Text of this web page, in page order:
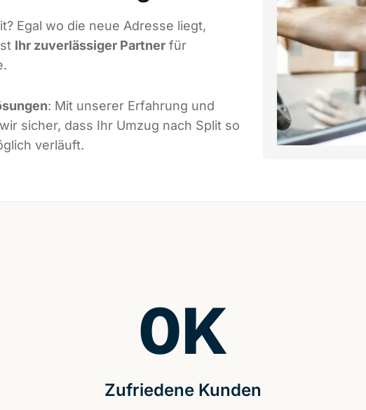
Egal wo die neue Adresse liegt,
Ihr zuverlässiger Partner für
: Mit unserer Erfahrung und
sicher, dass Ihr Umzug nach Split so
verläuft.
Zufriedene Kunden
0K